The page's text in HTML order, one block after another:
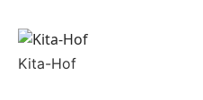
Kita-Hof